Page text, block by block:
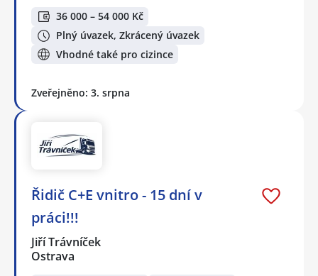
36 000 – 54 000 Kč
Plný úvazek, Zkrácený úvazek
Vhodné také pro cizince
Zveřejněno: 3. srpna
Řidič C+E vnitro - 15 dní v
práci!!!
Jiří Trávníček
Ostrava